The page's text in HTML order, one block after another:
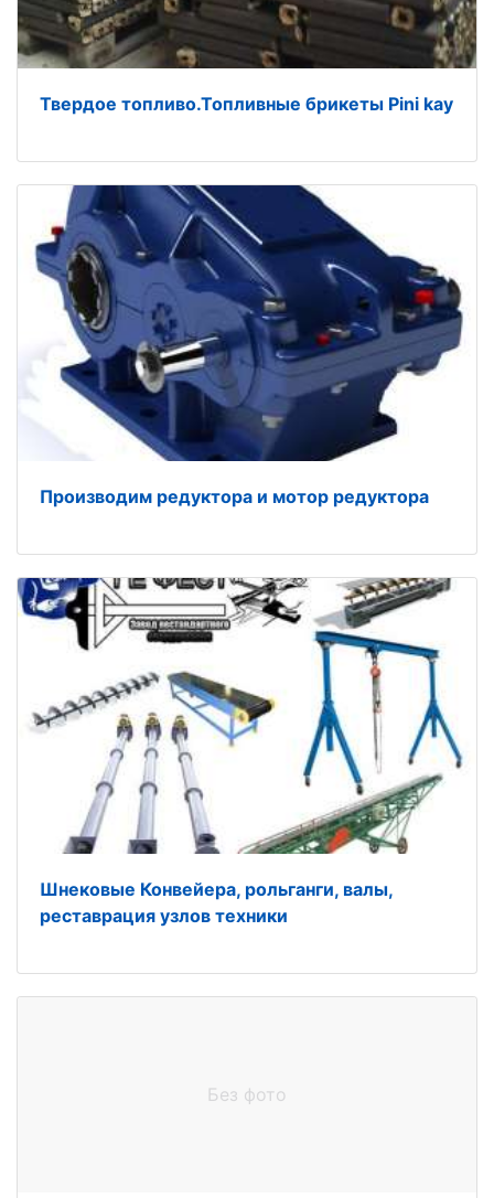
Твердое топливо.Топливные брикеты Pini kay
Производим редуктора и мотор редуктора
Шнековые Конвейера, рольганги, валы,
реставрация узлов техники
Без фото